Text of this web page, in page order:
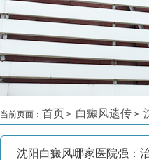
当前页面： 首页 > 白癜风遗传 >
白癜风的偏方有什么呀>
沈阳白癜风哪家医院强：